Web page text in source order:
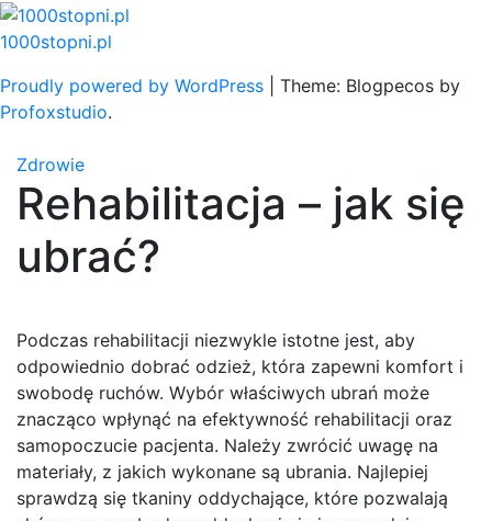
Skip
to
1000stopni.pl
Proudly powered by WordPress
Theme: Blogpecos by
Profoxstudio.
Zdrowie
Rehabilitacja – jak się
ubrać?
Podczas rehabilitacji niezwykle istotne jest, aby
odpowiednio dobrać odzież, która zapewni komfort i
swobodę ruchów. Wybór właściwych ubrań może
znacząco wpłynąć na efektywność rehabilitacji oraz
samopoczucie pacjenta. Należy zwrócić uwagę na
materiały, z jakich wykonane są ubrania. Najlepiej
sprawdzą się tkaniny oddychające, które pozwalają